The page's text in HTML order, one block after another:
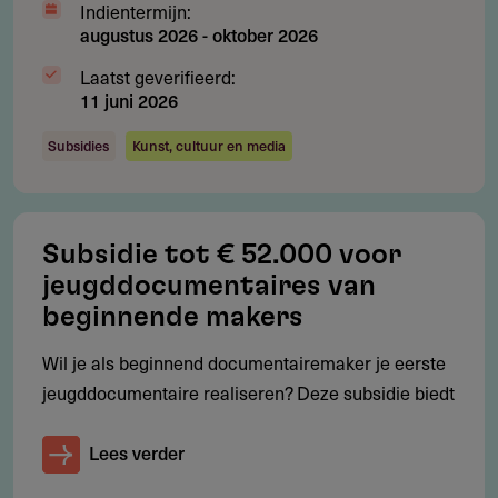
animatie
regeling
Waarvoor kun je géén subsidie aanvragen?
Studentenprojecten
Makers die al een animatiefilm langer dan 25 minuten
hebben gerealiseerd
Onvolledige aanvragen
Projecten met reeds substantiële
ontwikkelingsfinanciering elders
Indientermijn:
augustus 2026-oktober 2026
Laatst geverifieerd:
11 juni 2026
Subsidies Kunst, cultuur en media
Subsidie tot € 52.000 voor
jeugddocumentaires van
beginnende makers
Wil je als beginnend documentairemaker je eerste
jeugddocumentaire realiseren? Deze subsidie biedt
Lees verder